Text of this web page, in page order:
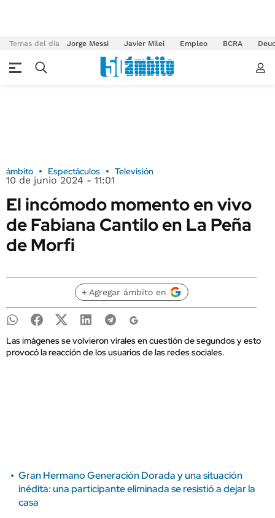
Temas del día Jorge Messi Javier Milei Empleo BCRA
ámbito Espectáculos Televisión
10 de junio 2024 - 11:01
El incómodo momento en vivo
de Fabiana Cantilo en La Peña
de Morfi
+ Agregar ámbito en
Las imágenes se volvieron virales en cuestión de segundos y esto
provocó la reacción de los usuarios de las redes sociales.
Gran Hermano Generación Dorada y una situación
inédita: una participante eliminada se resistió a dejar la
casa